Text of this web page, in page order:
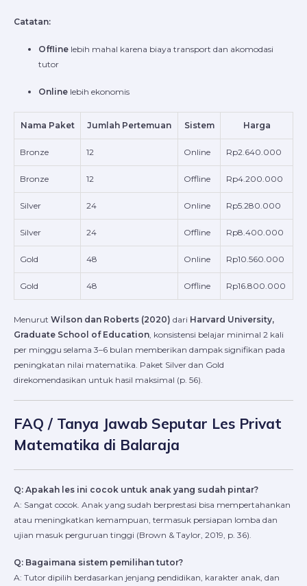
Catatan:
Offline lebih mahal karena biaya transport dan akomodasi
tutor
Online lebih ekonomis
Nama Paket Jumlah Pertemuan Sistem Harga
Bronze 12 Online Rp2.640.000
Bronze 12 Offline Rp4.200.000
Silver 24 Online Rp5.280.000
Silver 24 Offline Rp8.400.000
Gold 48 Online Rp10.560.000
Gold 48 Offline Rp16.800.000
Menurut Wilson dan Roberts (2020) dari Harvard University,
Graduate School of Education , konsistensi belajar minimal 2 kali
per minggu selama 3–6 bulan memberikan dampak signifikan pada
peningkatan nilai matematika. Paket Silver dan Gold
direkomendasikan untuk hasil maksimal (p. 56).
FAQ / Tanya Jawab Seputar Les Privat
Matematika di Balaraja
Q: Apakah les ini cocok untuk anak yang sudah pintar?
A: Sangat cocok. Anak yang sudah berprestasi bisa mempertahankan
atau meningkatkan kemampuan, termasuk persiapan lomba dan
ujian masuk perguruan tinggi (Brown & Taylor, 2019, p. 36).
Q: Bagaimana sistem pemilihan tutor?
A: Tutor dipilih berdasarkan jenjang pendidikan, karakter anak, dan